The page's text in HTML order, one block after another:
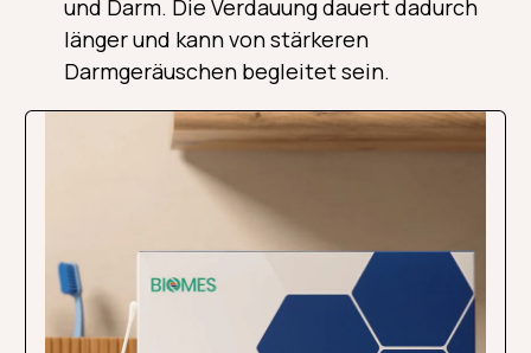
und Darm. Die Verdauung dauert dadurch
länger und kann von stärkeren
Darmgeräuschen begleitet sein.